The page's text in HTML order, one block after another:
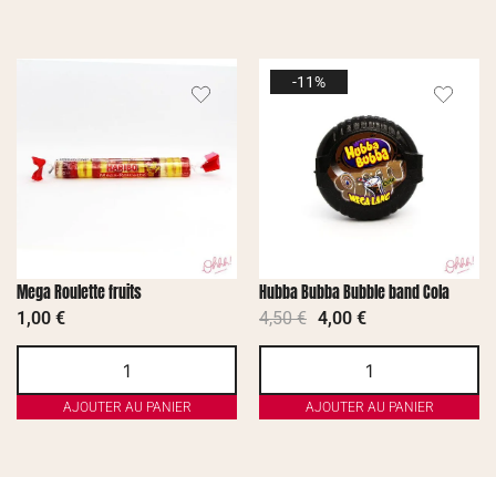
Mega Roulette fruits
1,00 €
AJOUTER AU PANIER
-11%
Hubba Bubba Bubble band Cola
4,50€ 4,00 €
AJOUTER AU PANIER